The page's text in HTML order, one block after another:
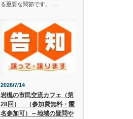
る重要な関節です。 …
2026/7/14
岩槻の市民交流カフェ（第
28回） （参加費無料・匿
名参加可）～地域の疑問や